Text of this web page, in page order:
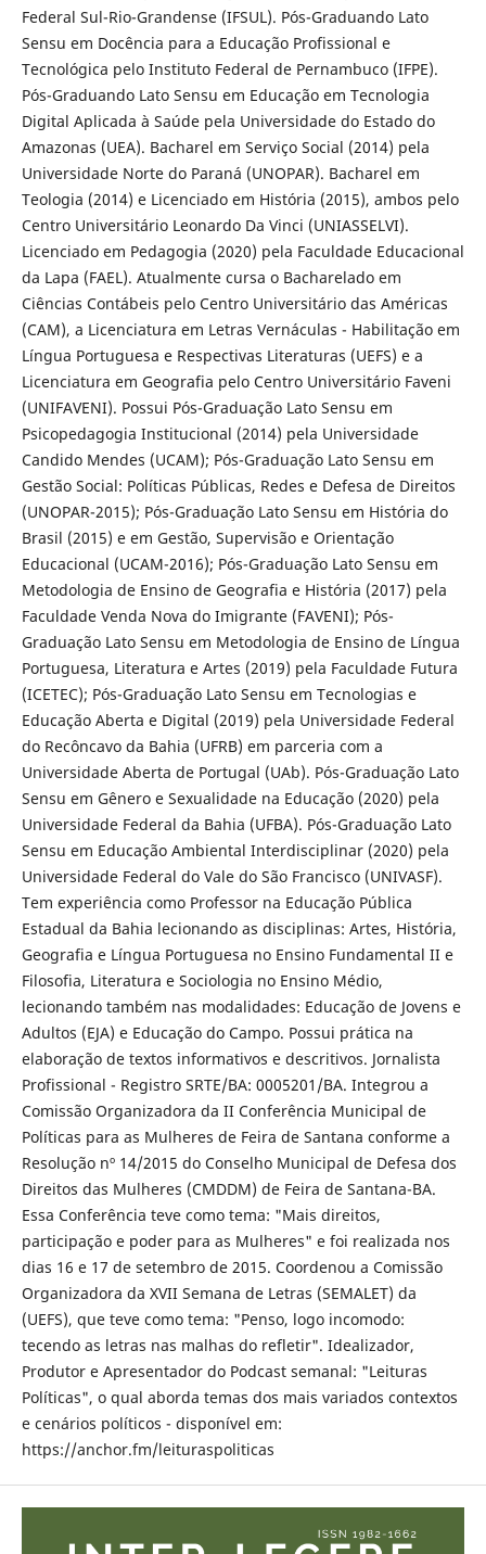
Federal Sul-Rio-Grandense (IFSUL). Pós-Graduando Lato
Sensu em Docência para a Educação Profissional e
Tecnológica pelo Instituto Federal de Pernambuco (IFPE).
Pós-Graduando Lato Sensu em Educação em Tecnologia
Digital Aplicada à Saúde pela Universidade do Estado do
Amazonas (UEA). Bacharel em Serviço Social (2014) pela
Universidade Norte do Paraná (UNOPAR). Bacharel em
Teologia (2014) e Licenciado em História (2015), ambos pelo
Centro Universitário Leonardo Da Vinci (UNIASSELVI).
Licenciado em Pedagogia (2020) pela Faculdade Educacional
da Lapa (FAEL). Atualmente cursa o Bacharelado em
Ciências Contábeis pelo Centro Universitário das Américas
(CAM), a Licenciatura em Letras Vernáculas - Habilitação em
Língua Portuguesa e Respectivas Literaturas (UEFS) e a
Licenciatura em Geografia pelo Centro Universitário Faveni
(UNIFAVENI). Possui Pós-Graduação Lato Sensu em
Psicopedagogia Institucional (2014) pela Universidade
Candido Mendes (UCAM); Pós-Graduação Lato Sensu em
Gestão Social: Políticas Públicas, Redes e Defesa de Direitos
(UNOPAR-2015); Pós-Graduação Lato Sensu em História do
Brasil (2015) e em Gestão, Supervisão e Orientação
Educacional (UCAM-2016); Pós-Graduação Lato Sensu em
Metodologia de Ensino de Geografia e História (2017) pela
Faculdade Venda Nova do Imigrante (FAVENI); Pós-
Graduação Lato Sensu em Metodologia de Ensino de Língua
Portuguesa, Literatura e Artes (2019) pela Faculdade Futura
(ICETEC); Pós-Graduação Lato Sensu em Tecnologias e
Educação Aberta e Digital (2019) pela Universidade Federal
do Recôncavo da Bahia (UFRB) em parceria com a
Universidade Aberta de Portugal (UAb). Pós-Graduação Lato
Sensu em Gênero e Sexualidade na Educação (2020) pela
Universidade Federal da Bahia (UFBA). Pós-Graduação Lato
Sensu em Educação Ambiental Interdisciplinar (2020) pela
Universidade Federal do Vale do São Francisco (UNIVASF).
Tem experiência como Professor na Educação Pública
Estadual da Bahia lecionando as disciplinas: Artes, História,
Geografia e Língua Portuguesa no Ensino Fundamental II e
Filosofia, Literatura e Sociologia no Ensino Médio,
lecionando também nas modalidades: Educação de Jovens e
Adultos (EJA) e Educação do Campo. Possui prática na
elaboração de textos informativos e descritivos. Jornalista
Profissional - Registro SRTE/BA: 0005201/BA. Integrou a
Comissão Organizadora da II Conferência Municipal de
Políticas para as Mulheres de Feira de Santana conforme a
Resolução nº 14/2015 do Conselho Municipal de Defesa dos
Direitos das Mulheres (CMDDM) de Feira de Santana-BA.
Essa Conferência teve como tema: "Mais direitos,
participação e poder para as Mulheres" e foi realizada nos
dias 16 e 17 de setembro de 2015. Coordenou a Comissão
Organizadora da XVII Semana de Letras (SEMALET) da
(UEFS), que teve como tema: "Penso, logo incomodo:
tecendo as letras nas malhas do refletir". Idealizador,
Produtor e Apresentador do Podcast semanal: "Leituras
Políticas", o qual aborda temas dos mais variados contextos
e cenários políticos - disponível em:
https://anchor.fm/leituraspoliticas